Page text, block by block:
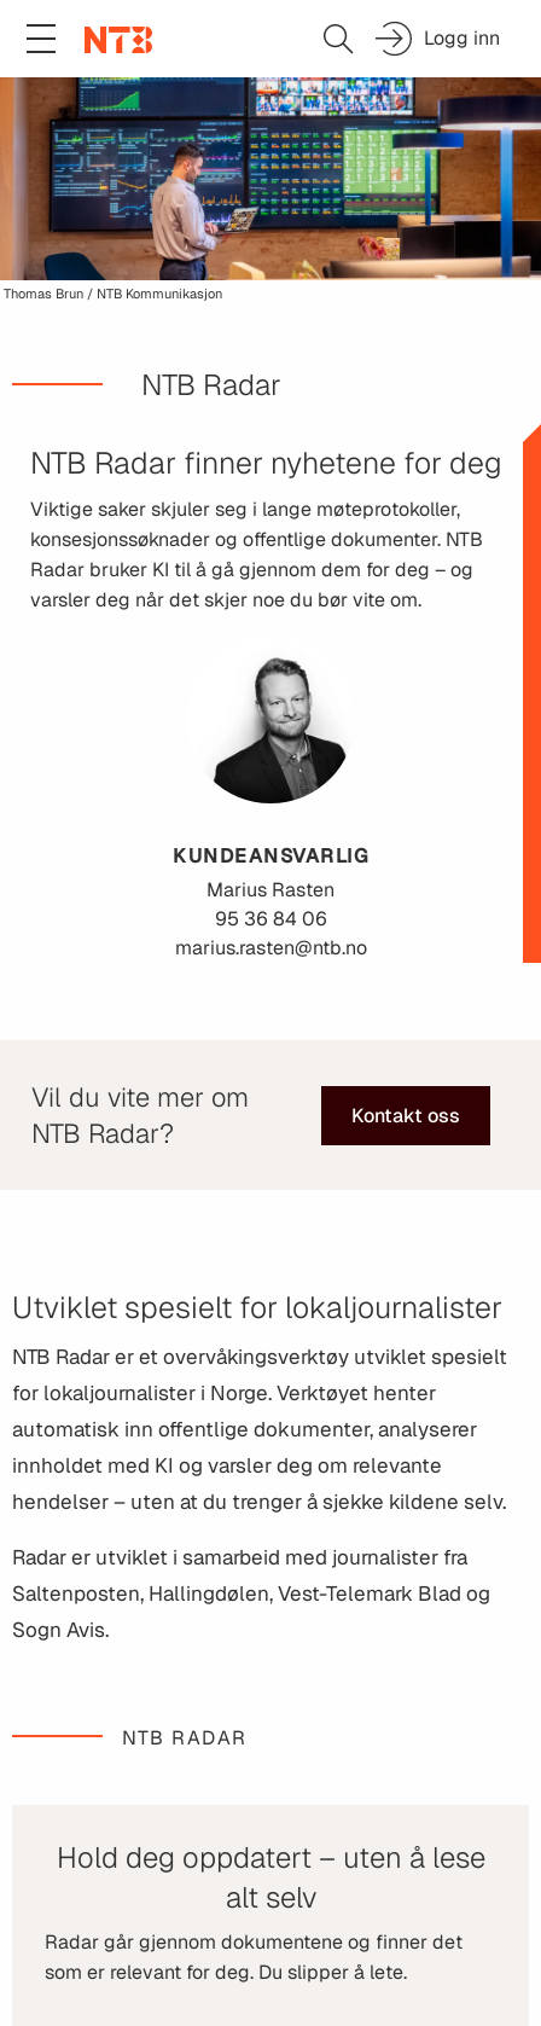
Logg inn
Thomas Brun / NTB Kommunikasjon
NTB Radar
NTB Radar finner nyhetene for deg
Viktige saker skjuler seg i lange møteprotokoller,
konsesjonssøknader og offentlige dokumenter. NTB
Radar bruker KI til å gå gjennom dem for deg – og
varsler deg når det skjer noe du bør vite om.
KUNDEANSVARLIG
Marius Rasten
95 36 84 06
marius.rasten@ntb.no
Vil du vite mer om
NTB Radar?
Kontakt oss
Utviklet spesielt for lokaljournalister
NTB Radar er et overvåkingsverktøy utviklet spesielt
for lokaljournalister i Norge. Verktøyet henter
automatisk inn offentlige dokumenter, analyserer
innholdet med KI og varsler deg om relevante
hendelser – uten at du trenger å sjekke kildene selv.
Radar er utviklet i samarbeid med journalister fra
Saltenposten, Hallingdølen, Vest-Telemark Blad og
Sogn Avis.
NTB RADAR
Hold deg oppdatert – uten å lese
alt selv
Radar går gjennom dokumentene og finner det
som er relevant for deg. Du slipper å lete.